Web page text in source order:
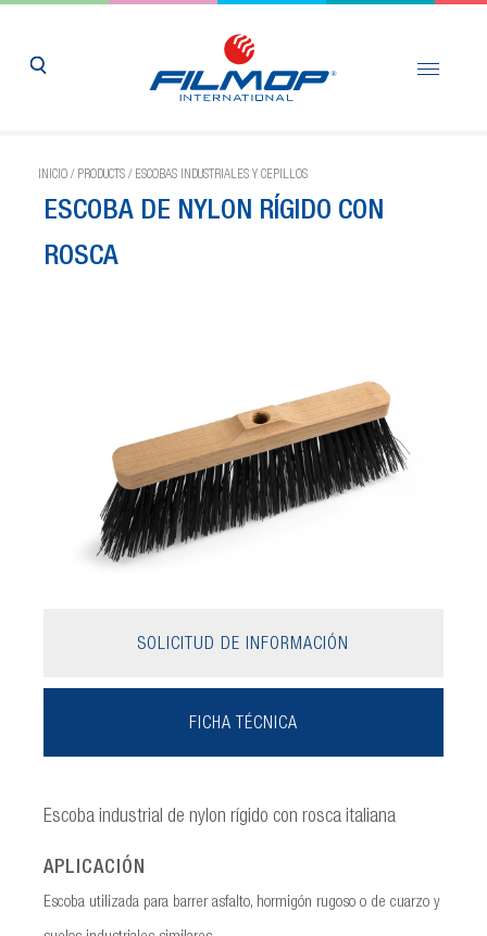
INICIO / PRODUCTS / ESCOBAS INDUSTRIALES Y CEPILLOS
ESCOBA DE NYLON RÍGIDO CON
ROSCA
SOLICITUD DE INFORMACIÓN
FICHA TÉCNICA
Escoba industrial de nylon rígido con rosca italiana
APLICACIÓN
Escoba utilizada para barrer asfalto, hormigón rugoso o de cuarzo y